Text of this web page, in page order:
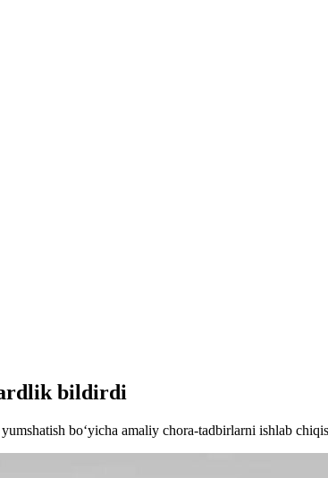
bildirdi
bo‘yicha amaliy chora-tadbirlarni ishlab